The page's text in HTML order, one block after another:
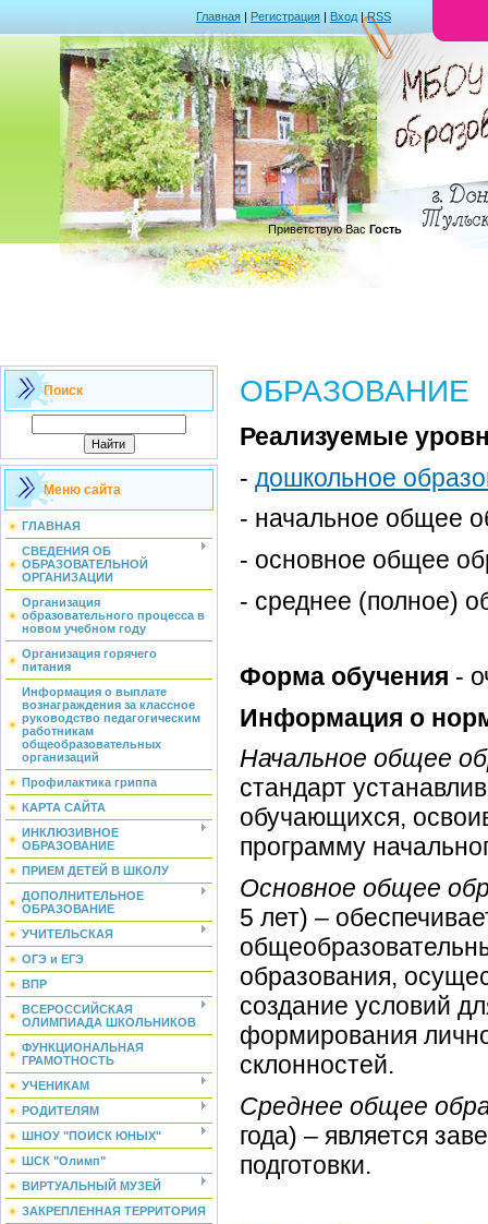
Главная | Регистрация | Вход |RSS
.
Приветствую Вас Гость
Поиск
Меню сайта
ГЛАВНАЯ
СВЕДЕНИЯ ОБ
ОБРАЗОВАТЕЛЬНОЙ
ОРГАНИЗАЦИИ
Организация
образовательного процесса в
новом учебном году
Организация горячего
питания
Информация о выплате
вознаграждения за классное
руководство педагогическим
работникам
общеобразовательных
организаций
Профилактика гриппа
КАРТА САЙТА
ИНКЛЮЗИВНОЕ
ОБРАЗОВАНИЕ
ПРИЕМ ДЕТЕЙ В ШКОЛУ
ДОПОЛНИТЕЛЬНОЕ
ОБРАЗОВАНИЕ
УЧИТЕЛЬСКАЯ
ОГЭ и ЕГЭ
ВПР
ВСЕРОССИЙСКАЯ
ОЛИМПИАДА ШКОЛЬНИКОВ
ФУНКЦИОНАЛЬНАЯ
ГРАМОТНОСТЬ
УЧЕНИКАМ
РОДИТЕЛЯМ
ШНОУ "ПОИСК ЮНЫХ"
ШСК "Олимп"
ВИРТУАЛЬНЫЙ МУЗЕЙ
ЗАКРЕПЛЕННАЯ ТЕРРИТОРИЯ
ОБРАЗОВАНИЕ
Реализуемые
- дошкольное
- начальное общее
- основное общее
- среднее (полное)
Форма обучения -
Информация о
Начальное общее
стандарт
обучающихся,
программу
Основное общее
5 лет) –
образования,
создание условий
формирования
склонностей.
Среднее общее
года) – является
подготовки.